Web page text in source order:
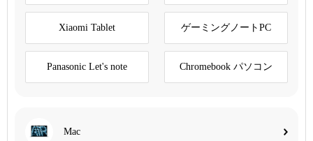
Xiaomi Tablet ゲーミングノートPC
Panasonic Let's note Chromebook パソコン
Mac